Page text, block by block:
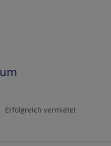
Erfolgreich vermietet